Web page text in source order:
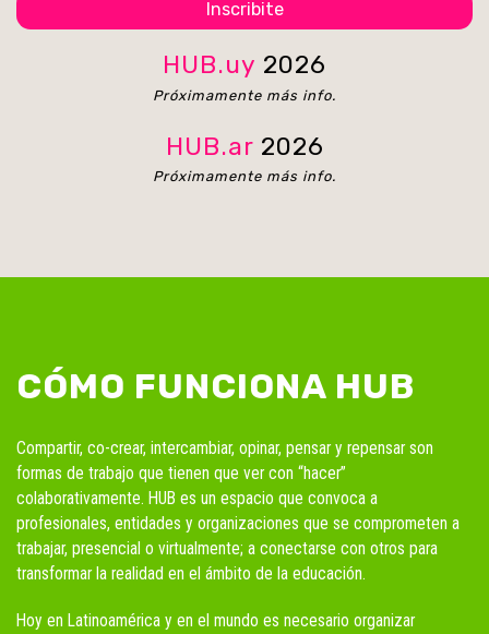
Inscribite
HUB.uy 2026
Próximamente más info.
HUB.ar2026
Próximamente más info.
CÓMO FUNCIONA HUB
Compartir, co-crear, intercambiar, opinar, pensar y repensar son
formas de trabajo que tienen que ver con “hacer”
colaborativamente. HUB es un espacio que convoca a
profesionales, entidades y organizaciones que se comprometen a
trabajar, presencial o virtualmente; a conectarse con otros para
transformar la realidad en el ámbito de la educación.
Hoy en Latinoamérica y en el mundo es necesario organizar